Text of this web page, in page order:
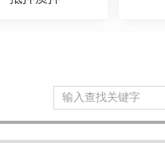
知识产权